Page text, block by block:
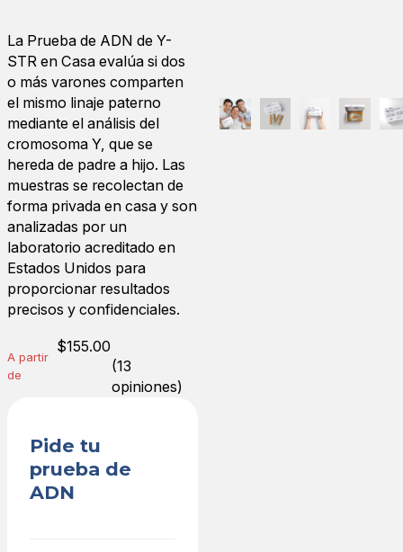
La Prueba de ADN de Y-
STR en Casa evalúa si dos
o más varones comparten
el mismo linaje paterno
mediante el análisis del
cromosoma Y, que se
hereda de padre a hijo. Las
muestras se recolectan de
forma privada en casa y son
analizadas por un
laboratorio acreditado en
Estados Unidos para
proporcionar resultados
precisos y confidenciales.
A partir
de
$155.00
(13
opiniones)
Pide tu
prueba de
ADN